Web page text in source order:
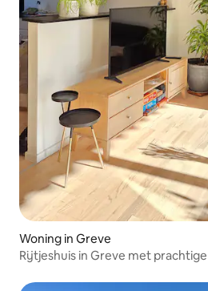
Woning in Greve
Rijtjeshuis in Greve met